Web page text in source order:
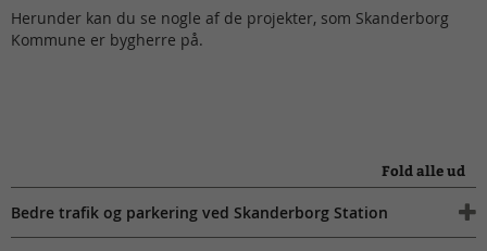
Herunder kan du se nogle af de projekter, som Skanderborg
Kommune er bygherre på.
Fold alle ud
Bedre trafik og parkering ved Skanderborg Station